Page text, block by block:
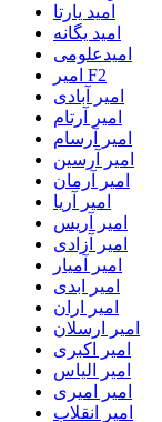
امید یارتا
امید یگانه
امیدعلومی
امیر F2
امیر آبادی
امیر آرتام
امیر آرسام
امیر آرسین
امیر آرمان
امیر آریا
امیر آریس
امیر آزادی
امیر آمیار
امیر ابدی
امیر اران
امیر ارسلان
امیر اکبری
امیر الیاس
امیر امیری
امیر انقلاب